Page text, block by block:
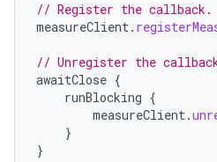
// Register the callback.
measureClient.
// Unregister the
awaitClose {
runBlocking {
measureClient.
}
}